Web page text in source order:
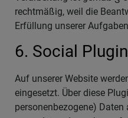
rechtmäßig, weil die
Erfüllung unserer
6. Social
Auf unserer Website
eingesetzt. Über diese
personenbezogene)